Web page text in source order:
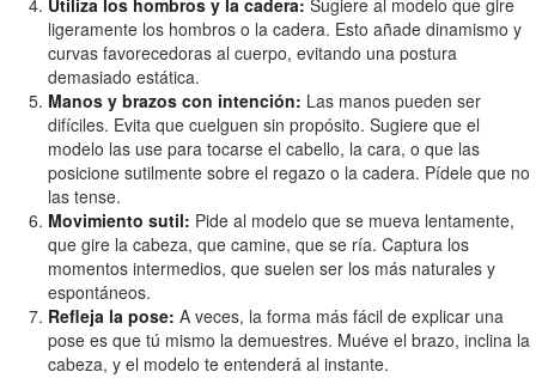
Utiliza los hombros y la cadera: Sugiere al modelo que gire
ligeramente los hombros o la cadera. Esto añade dinamismo y
curvas favorecedoras al cuerpo, evitando una postura
demasiado estática.
Manos y brazos con intención: Las manos pueden ser
difíciles. Evita que cuelguen sin propósito. Sugiere que el
modelo las use para tocarse el cabello, la cara, o que las
posicione sutilmente sobre el regazo o la cadera. Pídele que no
las tense.
Movimiento sutil: Pide al modelo que se mueva lentamente,
que gire la cabeza, que camine, que se ría. Captura los
momentos intermedios, que suelen ser los más naturales y
espontáneos.
Refleja la pose: A veces, la forma más fácil de explicar una
pose es que tú mismo la demuestres. Muéve el brazo, inclina la
cabeza, y el modelo te entenderá al instante.